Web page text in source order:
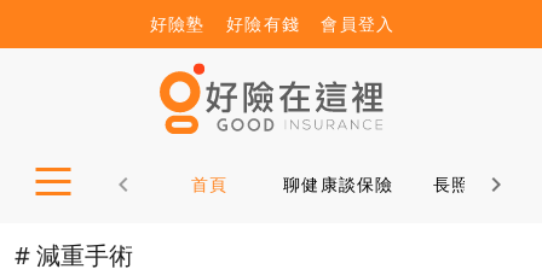
好險塾 好險有錢 會員登入
首頁 聊健康談保險 長照12問
# 減重手術